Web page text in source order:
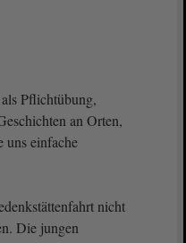
Pflichtübung,
an Orten,
uns einfache
nicht
Die jungen